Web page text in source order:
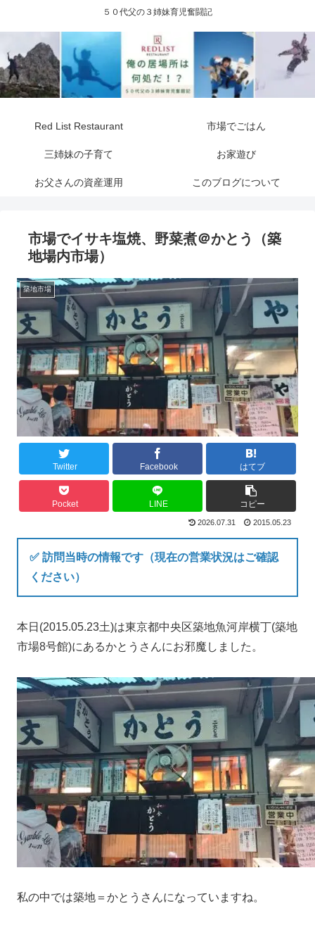
５０代父の３姉妹育児奮闘記
Red List Restaurant 市場でごはん
三姉妹の子育て お家遊び
お父さんの資産運用 このブログについて
市場でイサキ塩焼、野菜煮＠かとう（築
地場内市場）
築地市場
Twitter Facebook はてブ
Pocket LINE コピー
2026.07.31 2015.05.23
✅ 訪問当時の情報です（現在の営業状況はご確認
ください）
本日(2015.05.23土)は東京都中央区築地魚河岸横丁(築地
市場8号館)にあるかとうさんにお邪魔しました。
私の中では築地＝かとうさんになっていますね。